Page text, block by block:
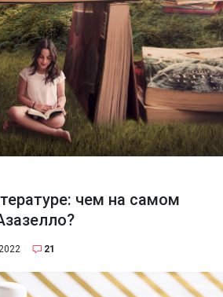
чем на самом
21